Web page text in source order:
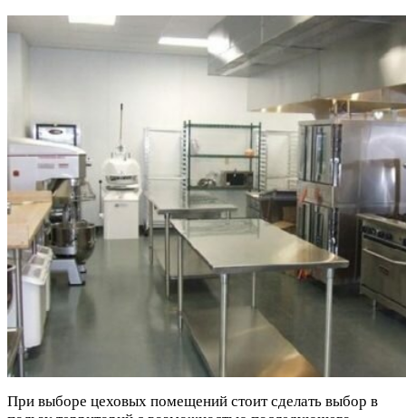
При выборе цеховых помещений стоит сделать выбор в